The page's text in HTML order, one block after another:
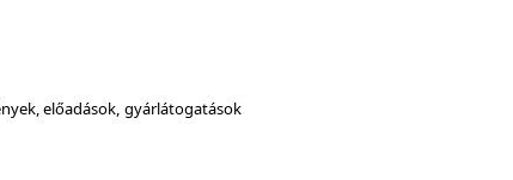
előadások, gyárlátogatások